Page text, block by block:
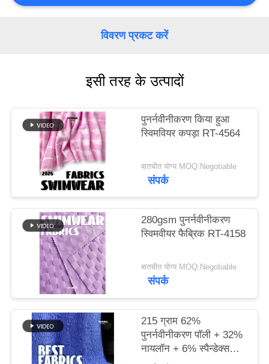
समाचार
PRIVACY
POLICY
विवरण प्रकट करें
इसी तरह के उत्पादों
पुनर्नवीनीकरण किया हुआ
स्विमवियर कपड़ा RT-4564
बातचीत योग्य MOQ:Negotiable
संपर्क
280gsm पुनर्नवीनीकरण
स्विमवीयर फैब्रिक RT-4158
बातचीत योग्य MOQ:Negotiable
संपर्क
215 ग्राम 62%
पुनर्नवीनीकरण पॉली + 32%
नायलॉन + 6% स्पैन्डेक्स